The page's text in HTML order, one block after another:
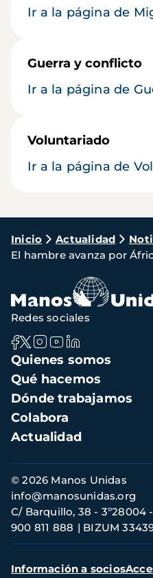
Ir a la página de
Guerra y conflicto
Ir a la página de
Voluntariado
Ir a la página de
Ruta
de
navegación
Inicio Actualidad
El hambre avanza por
Navegación
principal
Quienes somos
Qué hacemos
Dónde trabajamos
Colabora
Actualidad
Redes sociales
Información
de
contacto
© 2026 Manos Unidas
C/ Barquillo, 38 - 3º28004
900 811 888
BIZUM
info@manosunidas.org
Menú
Información a socios